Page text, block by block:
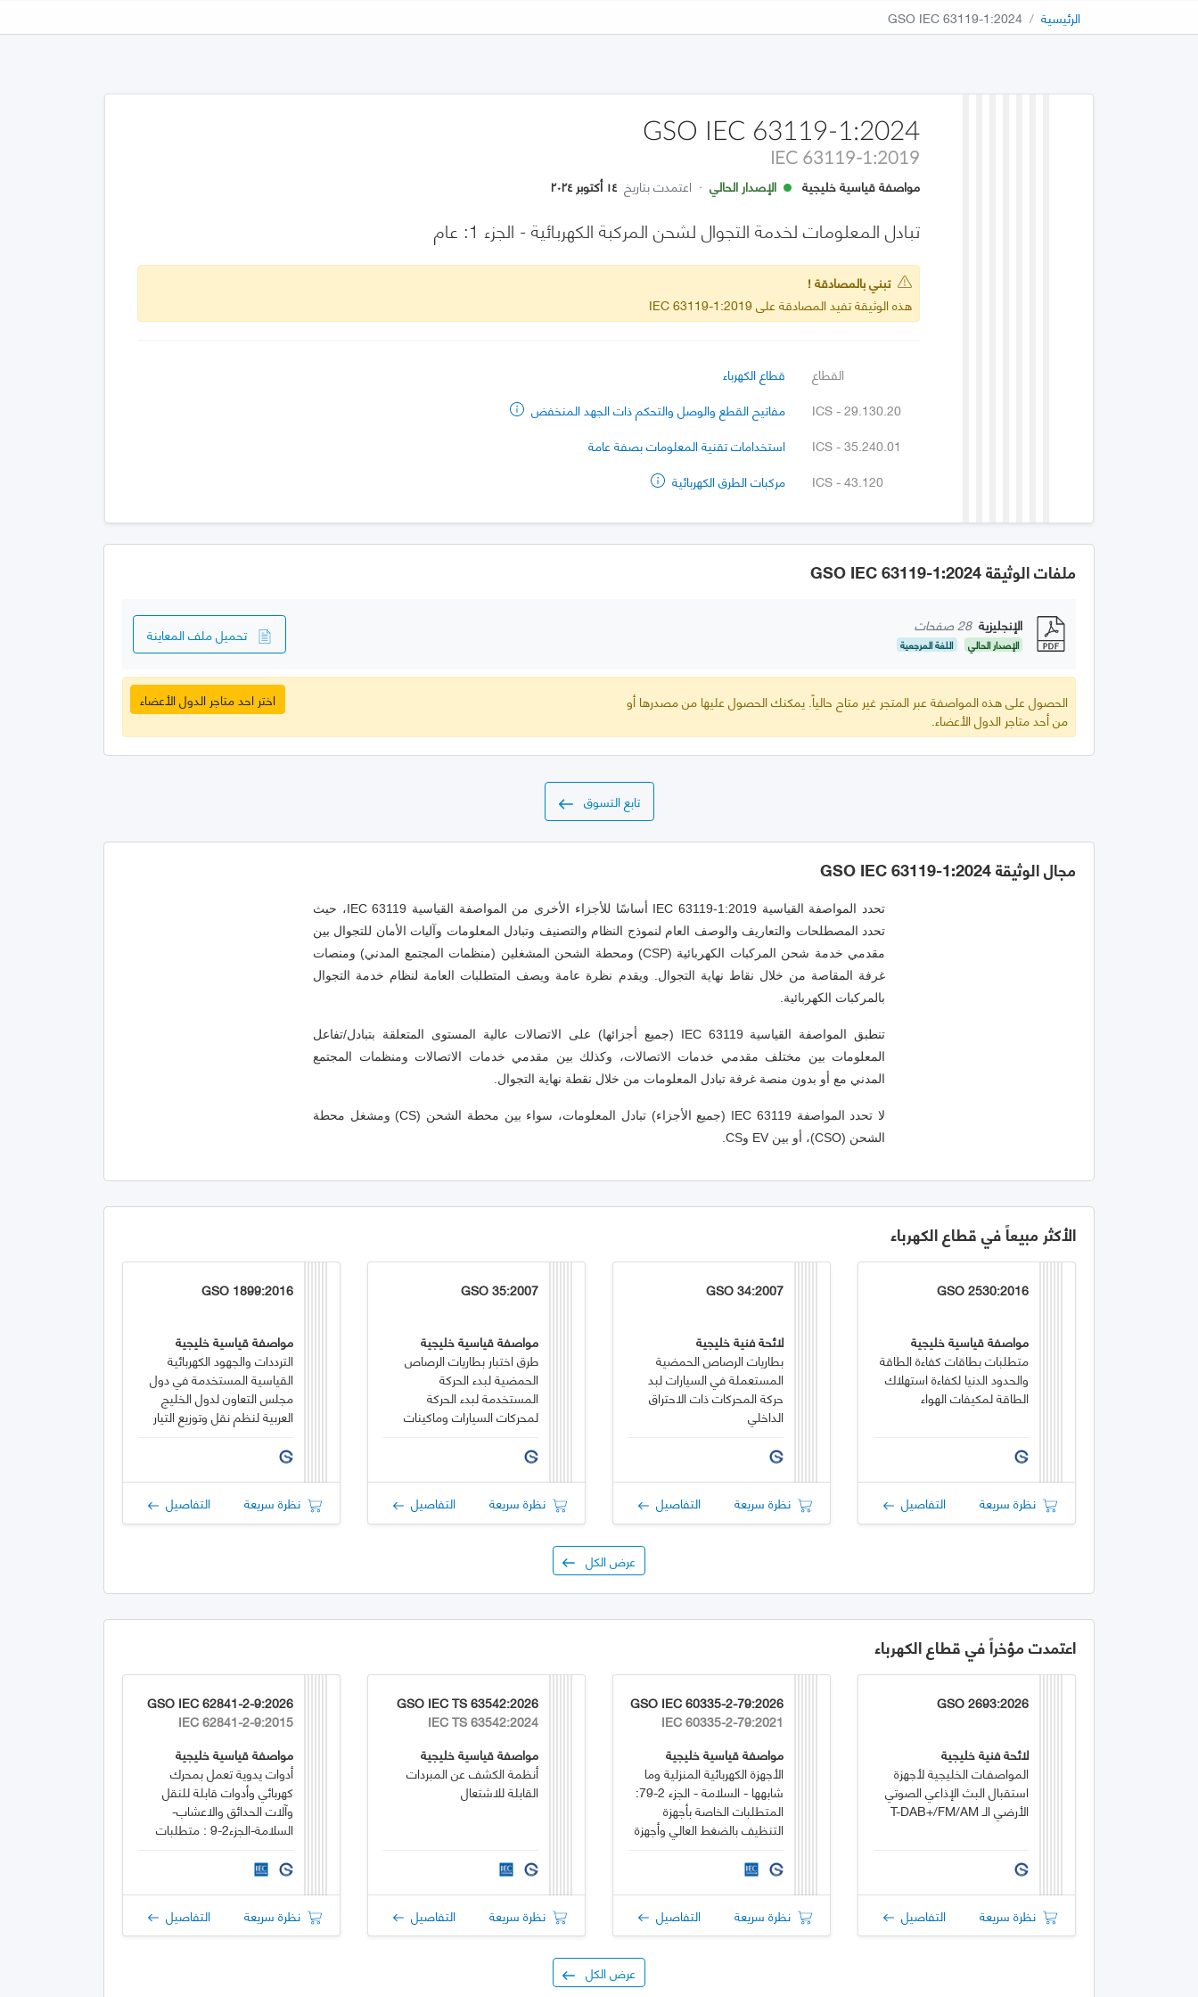
الرئيسية GSO IEC 63119-1:2024
GSO IEC 63119-1:2024
IEC 63119-1:2019
مواصفة قياسية خليجية الإصدار الحالي · اعتمدت بتاريخ ١٤ أكتوبر ٢٠٢٤
تبادل المعلومات لخدمة التجوال لشحن المركبة الكهربائية - الجزء 1: عام
تبني بالمصادقة !
هذه الوثيقة تفيد المصادقة على IEC 63119-1:2019
القطاع
قطاع الكهرباء
ICS - 29.130.20
مفاتيح القطع والوصل والتحكم ذات الجهد المنخفض
ICS - 35.240.01
استخدامات تقنية المعلومات بصفة عامة
ICS - 43.120
مركبات الطرق الكهربائية
ملفات الوثيقة GSO IEC 63119-1:2024
الإنجليزية 28 صفحات
الإصدار الحالي اللغة المرجعية تحميل ملف المعاينة
الحصول على هذه المواصفة عبر المتجر غير متاح حالياً. يمكنك الحصول عليها من مصدرها أو
من أحد متاجر الدول الأعضاء.
اختر احد متاجر الدول الأعضاء
تابع التسوق
مجال الوثيقة GSO IEC 63119-1:2024
تحدد المواصفة القياسية IEC 63119-1:2019 أساسًا للأجزاء الأخرى من المواصفة القياسية IEC 63119، حيث
تحدد المصطلحات والتعاريف والوصف العام لنموذج النظام والتصنيف وتبادل المعلومات وآليات الأمان للتجوال بين
مقدمي خدمة شحن المركبات الكهربائية (CSP) ومحطة الشحن المشغلين (منظمات المجتمع المدني) ومنصات
غرفة المقاصة من خلال نقاط نهاية التجوال. ويقدم نظرة عامة ويصف المتطلبات العامة لنظام خدمة التجوال
بالمركبات الكهربائية.
تنطبق المواصفة القياسية IEC 63119 (جميع أجزائها) على الاتصالات عالية المستوى المتعلقة بتبادل/تفاعل
المعلومات بين مختلف مقدمي خدمات الاتصالات، وكذلك بين مقدمي خدمات الاتصالات ومنظمات المجتمع
المدني مع أو بدون منصة غرفة تبادل المعلومات من خلال نقطة نهاية التجوال.
لا تحدد المواصفة IEC 63119 (جميع الأجزاء) تبادل المعلومات، سواء بين محطة الشحن (CS) ومشغل محطة
الشحن (CSO)، أو بين EV وCS.
الأكثر مبيعاً في قطاع الكهرباء
GSO 2530:2016
مواصفة قياسية خليجية
متطلبات بطاقات كفاءة الطاقة
والحدود الدنيا لكفاءة استهلاك
الطاقة لمكيفات الهواء
نظرة سريعة التفاصيل
GSO 34:2007
لائحة فنية خليجية
بطاريات الرصاص الحمضية
المستعملة في السيارات لبد
حركة المحركات ذات الاحتراق
الداخلي
نظرة سريعة التفاصيل
GSO 35:2007
مواصفة قياسية خليجية
طرق اختبار بطاريات الرصاص
الحمضية لبدء الحركة
المستخدمة لبدء الحركة
لمحركات السيارات وماكينات
نظرة سريعة التفاصيل
GSO 1899:2016
مواصفة قياسية خليجية
الترددات والجهود الكهربائية
القياسية المستخدمة في دول
مجلس التعاون لدول الخليج
العربية لنظم نقل وتوزيع التيار
نظرة سريعة التفاصيل
عرض الكل
اعتمدت مؤخراً في قطاع الكهرباء
GSO 2693:2026
لائحة فنية خليجية
المواصفـات الخليجية لأجهزة
استقبال البث الإذاعي الصوتي
الأرضي الـ T-DAB+/FM/AM
نظرة سريعة التفاصيل
GSO IEC 60335-2-79:2026
IEC 60335-2-79:2021
مواصفة قياسية خليجية
الأجهزة الكهربائية المنزلية وما
شابهها - السلامة - الجزء 2-79:
المتطلبات الخاصة بأجهزة
التنظيف بالضغط العالي وأجهزة
نظرة سريعة التفاصيل
GSO IEC TS 63542:2026
IEC TS 63542:2024
مواصفة قياسية خليجية
أنظمة الكشف عن المبردات
القابلة للاشتعال
نظرة سريعة التفاصيل
GSO IEC 62841-2-9:2026
IEC 62841-2-9:2015
مواصفة قياسية خليجية
أدوات يدوية تعمل بمحرك
كهربائي وأدوات قابلة للنقل
وآلات الحدائق والاعشاب-
السلامة-الجزء2-9 : متطلبات
اليدوية
نظرة سريعة التفاصيل
عرض الكل